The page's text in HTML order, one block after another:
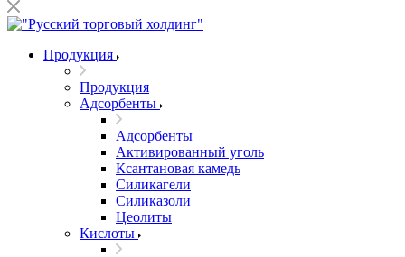
Продукция
Продукция
Адсорбенты
Адсорбенты
Активированный уголь
Ксантановая камедь
Силикагели
Силиказоли
Цеолиты
Кислоты